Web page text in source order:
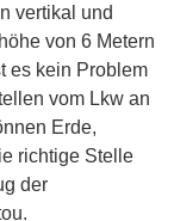
vertikal und
von 6 Metern
es kein Problem
vom Lkw an
Erde,
richtige Stelle
der